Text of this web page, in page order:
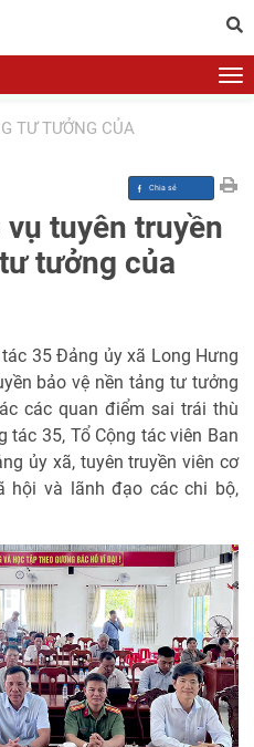
TƯ TƯỞNG CỦA
tuyên truyền
tưởng của
tác 35 Đảng ủy xã Long Hưng
bảo vệ nền tảng tư tưởng
các quan điểm sai trái thù
tác 35, Tổ Cộng tác viên Ban
ủy xã, tuyên truyền viên cơ
hội và lãnh đạo các chi bộ,